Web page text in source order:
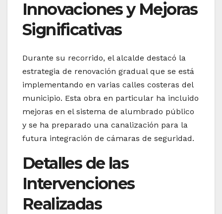
Innovaciones y Mejoras
Significativas
Durante su recorrido, el alcalde destacó la
estrategia de renovación gradual que se está
implementando en varias calles costeras del
municipio. Esta obra en particular ha incluido
mejoras en el sistema de alumbrado público
y se ha preparado una canalización para la
futura integración de cámaras de seguridad.
Detalles de las
Intervenciones
Realizadas